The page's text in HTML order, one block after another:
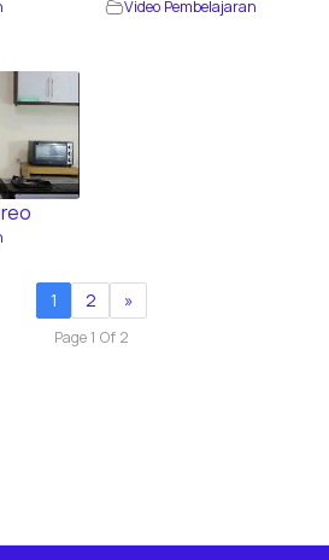
Video Pembelajaran
1 2 »
Page 1 Of 2